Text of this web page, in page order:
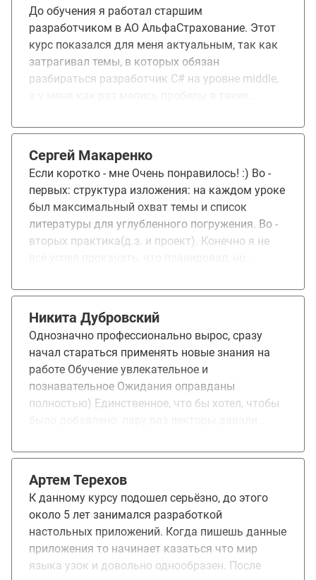
До обучения я работал старшим
разработчиком в АО АльфаСтрахование. Этот
курс показался для меня актуальным, так как
затрагивал темы, в которых обязан
разбираться разработчик C# на уровне middle,
взаимообучением в команде и так же высокий
уровень компетентности и преподавательских
способностей у преподавателей. Я получил
уверенность в своих навыках и уже на середине
курса нашел более высокооплачиваемую
работу.
Сергей Макаренко
Если коротко - мне Очень понравилось! :) Во -
первых: структура изложения: на каждом уроке
был максимальный охват темы и список
литературы для углубленного погружения. Во -
вторых практика(д.з. и проект). Конечно я не
тоже обменялись знаниями и опытом. В -
четвертых: я понял, что у меня неплохой
уровень знаний :) Знать всё конечно
невозможно, но стремиться к этому нужно и
знания стали более структурированными.
Отдельное спасибо преподавателям за
примеры кода, приближенные к нашим
проектам - мне лично это позволило легче
Никита Дубровский
Однозначно профессионально вырос, сразу
начал стараться применять новые знания на
работе Обучение увлекательное и
познавательное Ожидания оправданы
полностью) Единственное, что бы хотел, чтобы
"поэкспериментировать" и это очень классно,
которая сильно помогает закрепить и лучше
понять материал Работаю инженером-
программистом в проектном институте Курс
заинтересовал своей программой Пока только
новые знания получил) работу или должность
не поменял)
Артем Терехов
К данному курсу подошел серьёзно, до этого
около 5 лет занимался разработкой
настольных приложений. Когда пишешь данные
приложения то начинает казаться что мир
языка узок и довольно однообразен. После